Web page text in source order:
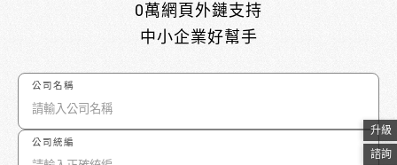
0萬網頁外鏈支持
中小企業好幫手
公司名稱
公司統編
升級
諮詢